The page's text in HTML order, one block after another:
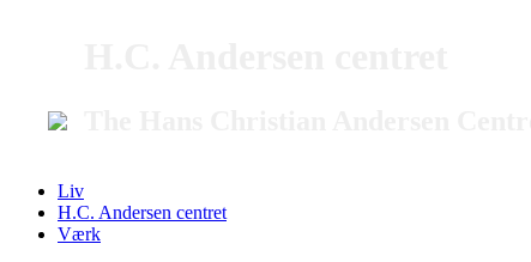
Liv
H.C. Andersen centret
Værk